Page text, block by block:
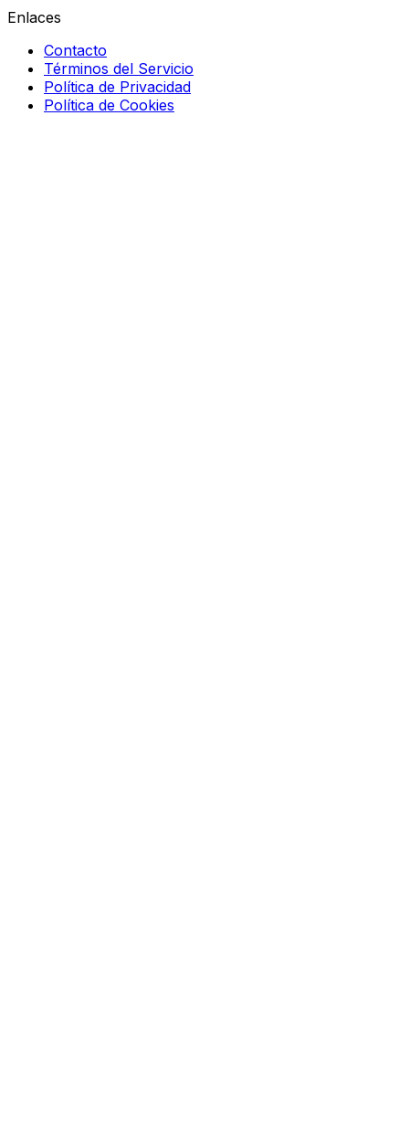
Enlaces
Contacto
Términos del Servicio
Política de Privacidad
Política de Cookies